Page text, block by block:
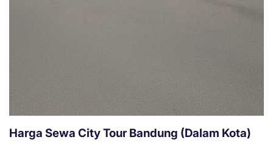
Harga Sewa City Tour Bandung (Dalam Kota)